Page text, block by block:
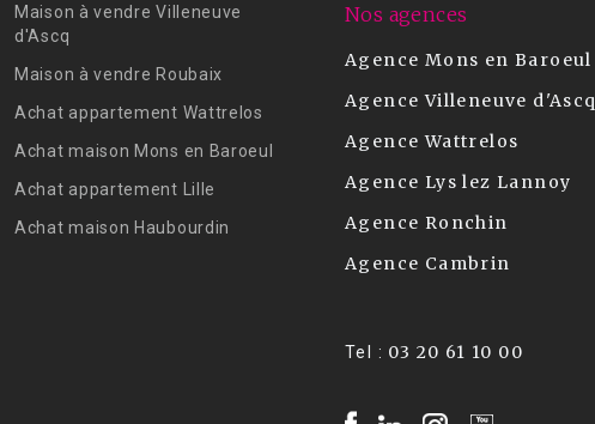
Maison à vendre Villeneuve
d'Ascq
Maison à vendre Roubaix
Achat appartement Wattrelos
Achat maison Mons en Baroeul
Achat appartement Lille
Achat maison Haubourdin
Nos agences
Agence Mons en Baroeul
Agence Villeneuve d'Ascq
Agence Wattrelos
Agence Lys lez Lannoy
Agence Ronchin
Agence Cambrin
Tel : 03 20 61 10 00